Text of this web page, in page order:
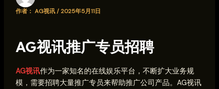
作者： AG视讯/ 2025年5月11日
AG视讯推广专员招聘
AG视讯作为一家知名的在线娱乐平台，不断扩大业务规
模，需要招聘大量推广专员来帮助推广公司产品。AG视讯